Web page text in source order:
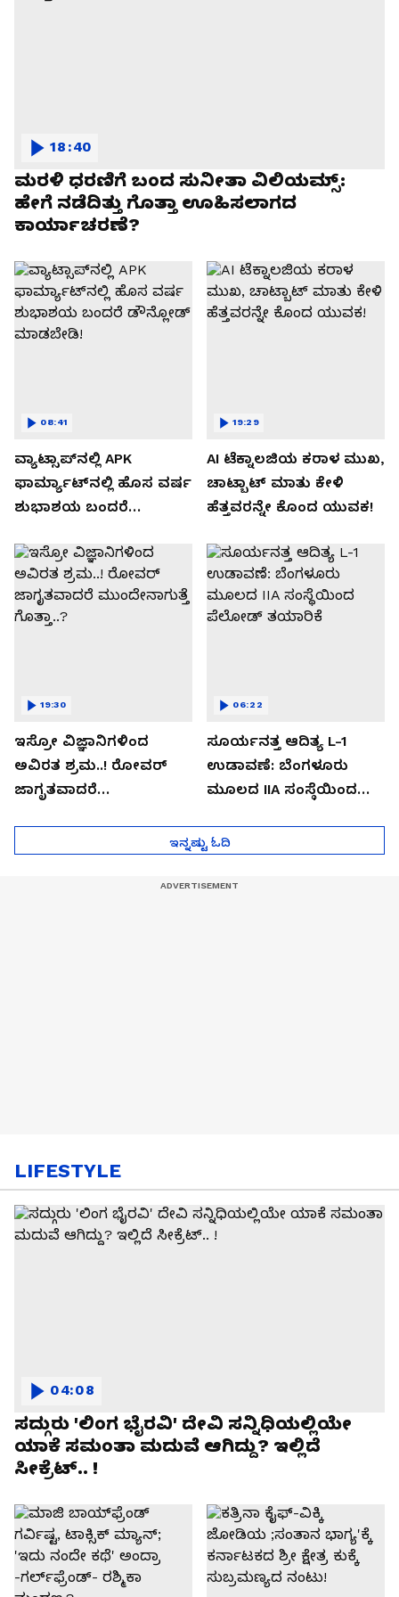
ಮರಳಿ ಧರಣಿಗೆ ಬಂದ ಸುನೀತಾ ವಿಲಿಯಮ್ಸ್:
ಹೇಗೆ ನಡೆದಿತ್ತು ಗೊತ್ತಾ ಊಹಿಸಲಾಗದ
ಕಾರ್ಯಾಚರಣೆ?
18:40
ವ್ಯಾಟ್ಸಾಪ್‌ನಲ್ಲಿ APK
ಫಾರ್ಮ್ಯಾಟ್‌ನಲ್ಲಿ ಹೊಸ ವರ್ಷ
ಶುಭಾಶಯ ಬಂದರೆ
08:41
AI ಟೆಕ್ನಾಲಜಿಯ ಕರಾಳ ಮುಖ,
ಚಾಟ್ಬಾಟ್ ಮಾತು ಕೇಳಿ
ಹೆತ್ತವರನ್ನೇ ಕೊಂದ ಯುವಕ!
19:29
ಇಸ್ರೋ ವಿಜ್ಞಾನಿಗಳಿಂದ
ಅವಿರತ ಶ್ರಮ..! ರೋವರ್
ಜಾಗೃತವಾದರೆ
19:30
ಸೂರ್ಯನತ್ತ ಆದಿತ್ಯ L-1
ಉಡಾವಣೆ: ಬೆಂಗಳೂರು
ಮೂಲದ IIA ಸಂಸ್ಥೆಯಿಂದ
06:22
ಇನ್ನಷ್ಟು ಓದಿ
LIFESTYLE
ಸದ್ಗುರು 'ಲಿಂಗ ಭೈರವಿ' ದೇವಿ ಸನ್ನಿಧಿಯಲ್ಲಿಯೇ
ಯಾಕೆ ಸಮಂತಾ ಮದುವೆ ಆಗಿದ್ದು? ಇಲ್ಲಿದೆ
ಸೀಕ್ರೆಟ್.. !
04:08